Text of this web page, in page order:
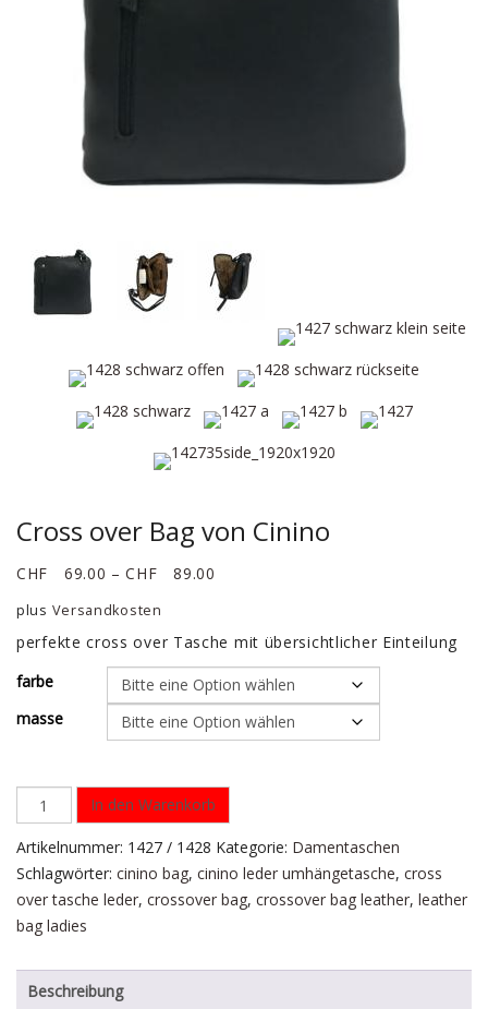
Cross over Bag von Cinino
CHF 69.00 –CHF 89.00
plus Versandkosten
perfekte cross over Tasche mit übersichtlicher Einteilung
farbe
masse
In den Warenkorb
Artikelnummer: 1427 / 1428 Kategorie: Damentaschen
Schlagwörter: cinino bag, cinino leder umhängetasche, cross
over tasche leder, crossover bag, crossover bag leather, leather
bag ladies
Beschreibung